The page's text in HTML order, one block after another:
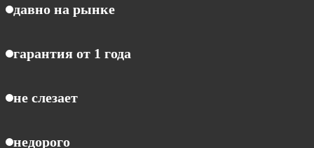
давно на рынке
гарантия от 1 года
не слезает
недорого